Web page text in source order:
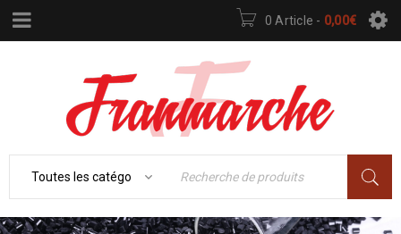
0 Article - 0,00€